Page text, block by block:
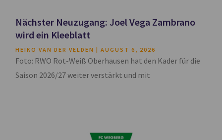
Nächster Neuzugang: Joel Vega Zambrano
wird ein Kleeblatt
HEIKO VAN DER VELDEN AUGUST 6, 2026
Foto: RWO Rot-Weiß Oberhausen hat den Kader für die
Saison 2026/27 weiter verstärkt und mit